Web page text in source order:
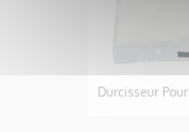
Durcisseur